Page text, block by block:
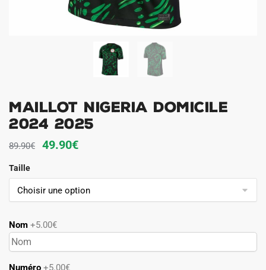
Maillot Nigeria Domicile
2024 2025
89.90€
Le
initial
était :
49.90€Le
actuel
est :
Taille
Nom +5.00€
Numéro +5.00€